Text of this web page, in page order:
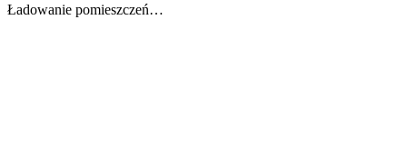
Ładowanie pomieszczeń…